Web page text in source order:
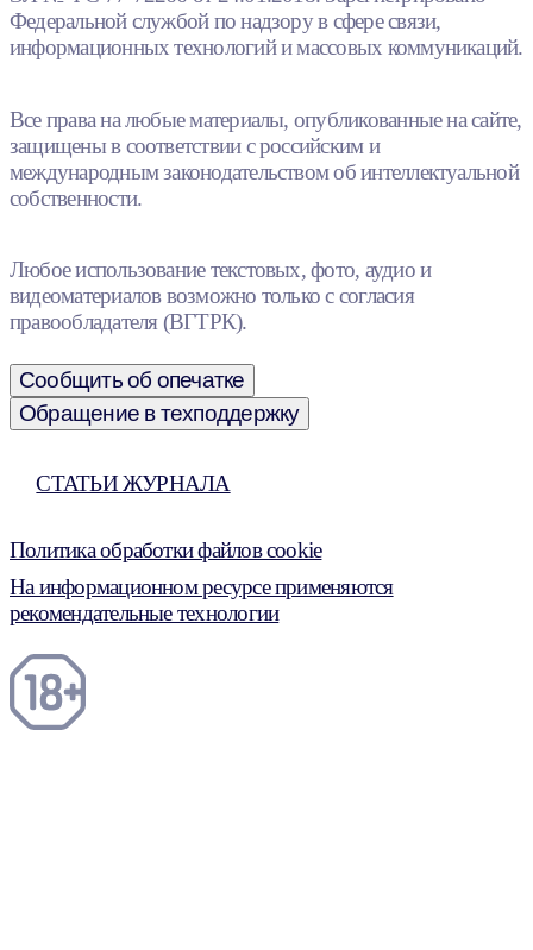
Федеральной службой по надзору в сфере связи,
информационных технологий и массовых коммуникаций.
Все права на любые материалы, опубликованные на сайте,
защищены в соответствии с российским и
международным законодательством об интеллектуальной
собственности.
Любое использование текстовых, фото, аудио и
видеоматериалов возможно только с согласия
правообладателя (ВГТРК).
Сообщить об опечатке
Обращение в техподдержку
СТАТЬИ ЖУРНАЛА
Политика обработки файлов cookie
На информационном ресурсе применяются
рекомендательные технологии